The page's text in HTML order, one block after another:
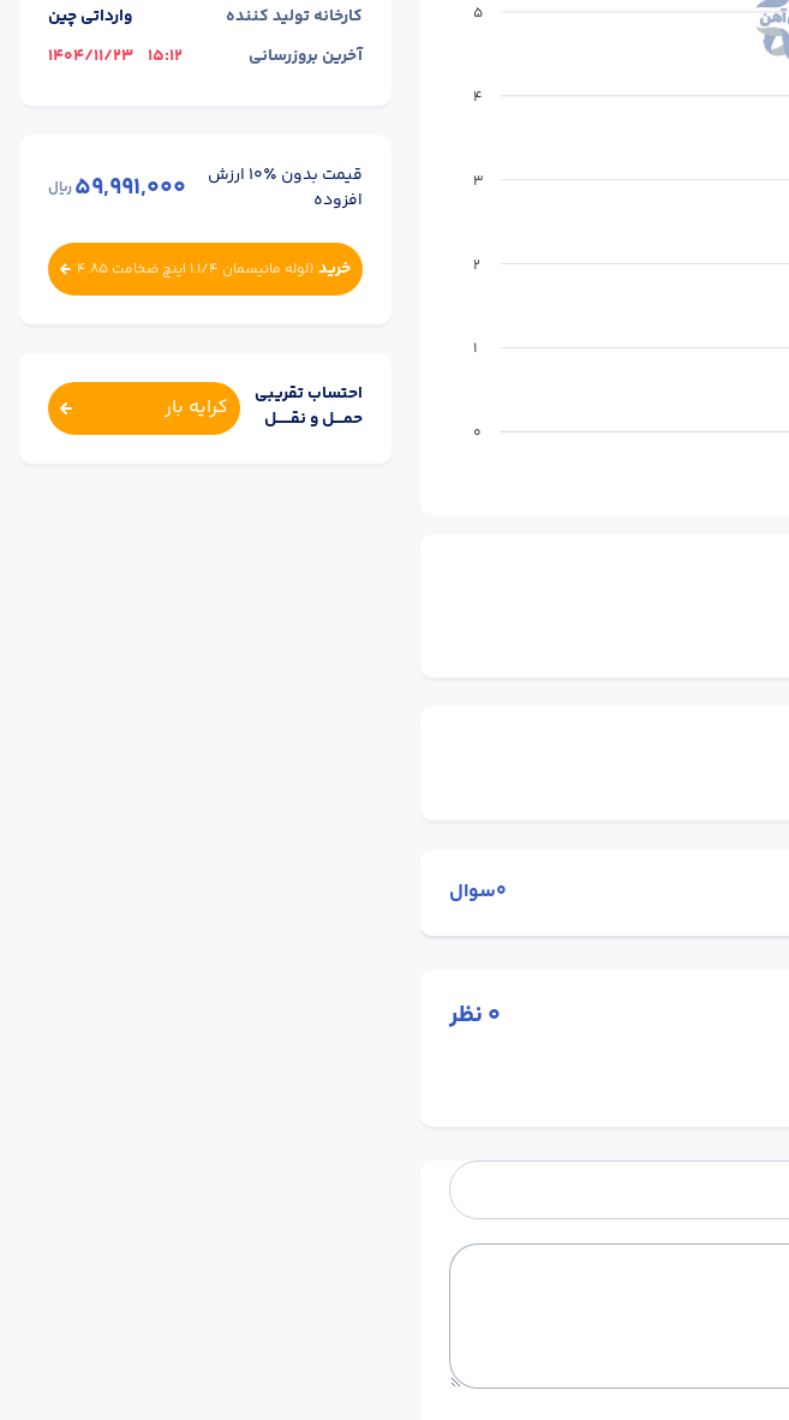
5
4
3
2
1
0
0سوال
0نظر
کارخانه تولید کننده
وارداتی چین
آخرین بروزرسانی
15:12
1404/11/23
قیمت بدون ٪۱۰ ارزش
افزوده
59,991,000ریال
خرید (
لوله مانیسمان 1.1/4 اینچ ضخامت 4.85
میل)
احتساب تقریبی
حمــــل و نقــــــل
کرایه بار